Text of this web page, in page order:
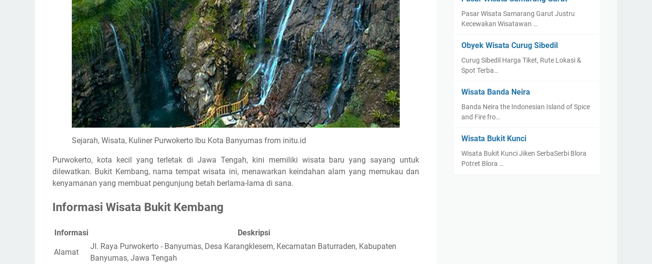
Sejarah, Wisata, Kuliner Purwokerto Ibu Kota Banyumas from initu.id
Purwokerto, kota kecil yang terletak di Jawa Tengah, kini memiliki wisata baru yang sayang untuk
dilewatkan. Bukit Kembang, nama tempat wisata ini, menawarkan keindahan alam yang memukau dan
kenyamanan yang membuat pengunjung betah berlama-lama di sana.
Informasi Wisata Bukit Kembang
Informasi Deskripsi
Alamat
Jl. Raya Purwokerto - Banyumas, Desa Karangklesem, Kecamatan Baturraden, Kabupaten
Banyumas, Jawa Tengah
Pasar Wisata Samarang Garut Justru
Kecewakan Wisatawan …
Obyek Wisata Curug Sibedil
Curug Sibedil Harga Tiket, Rute Lokasi &
Spot Terba…
Wisata Banda Neira
Banda Neira the Indonesian Island of Spice
and Fire fro…
Wisata Bukit Kunci
Wisata Bukit Kunci Jiken SerbaSerbi Blora
Potret Blora …